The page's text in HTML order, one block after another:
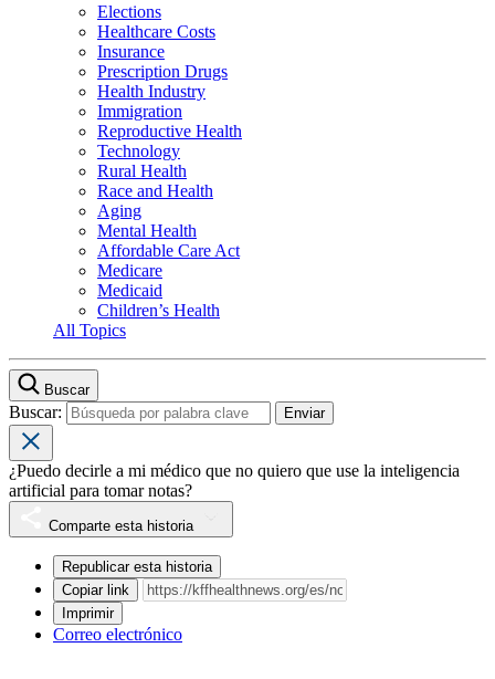
Elections
Healthcare Costs
Insurance
Prescription Drugs
Health Industry
Immigration
Reproductive Health
Technology
Rural Health
Race and Health
Aging
Mental Health
Affordable Care Act
Medicare
Medicaid
Children’s Health
All Topics
Buscar
Buscar:
¿Puedo decirle a mi médico que no quiero que use la inteligencia
artificial para tomar notas?
Comparte esta historia
Republicar esta historia
Copiar link
Imprimir
Correo electrónico